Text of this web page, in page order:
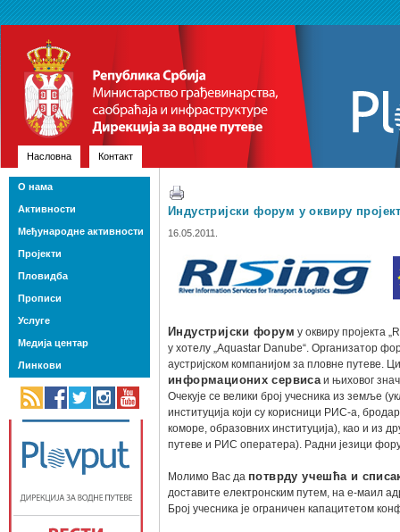
Насловна Контакт
Индустријски форум у оквиру
16.05.2011.
Индустријски форум у оквиру пројекта
у хотелу „Aquastar Danube“. Организатор
аустријском компанијом за пловне путеве.
информационих сервисаи њиховог
Очекује се велики број учесника из земље
институција који су корисници РИС-а,
коморе, образовних институција), као и из
путеве и РИС оператера). Радни језици
Молимо Вас да потврду учешћа и
доставите електронским путем, на е-маил
Број учесника је ограничен капацитетом
О нама
Активности
Међународне активности
Пројекти
Пловидба
Прописи
Услуге
Медија центар
Линкови